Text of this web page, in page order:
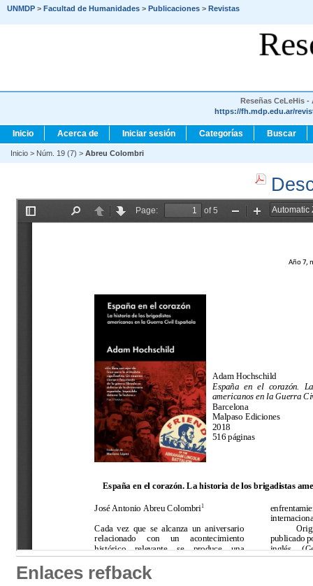
UNMDP > Facultad de Humanidades > Publicaciones > Revistas
Reseñas CeLeHis
https://fh.mdp.edu.ar/
Inicio Acerca de Iniciar sesión Categorías Buscar
Inicio > Núm. 19 (7) > Abreu Colombri
Enlaces refback